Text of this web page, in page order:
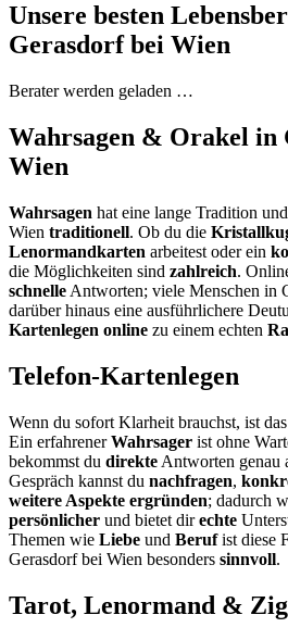
Unsere besten
Gerasdorf bei Wien
Berater werden geladen …
Wahrsagen & Orakel in
Wien
Wahrsagen hat eine lange Tradition
Wien traditionell. Ob du die
Lenormandkarten arbeitest oder ein
die Möglichkeiten sind zahlreich.
schnelle Antworten; viele Menschen in
darüber hinaus eine ausführlichere
Kartenlegen online zu einem echten
Telefon-Kartenlegen
Wenn du sofort Klarheit brauchst, ist das
Ein erfahrenerWahrsager ist ohne
bekommst du direkte Antworten genau
Gespräch kannst du nachfragen,
weitere Aspekte ergründen; dadurch
persönlicher und bietet direchte
Themen wie Liebe und Berufist diese
Gerasdorf bei Wien besonders sinnvoll.
Tarot, Lenormand &